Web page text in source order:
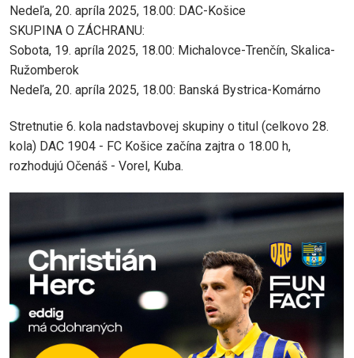
Nedeľa, 20. apríla 2025, 18.00: DAC-Košice
SKUPINA O ZÁCHRANU:
Sobota, 19. apríla 2025, 18.00: Michalovce-Trenčín, Skalica-
Ružomberok
Nedeľa, 20. apríla 2025, 18.00: Banská Bystrica-Komárno
Stretnutie 6. kola nadstavbovej skupiny o titul (celkovo 28.
kola) DAC 1904 - FC Košice začína zajtra o 18.00 h,
rozhodujú Očenáš - Vorel, Kuba.